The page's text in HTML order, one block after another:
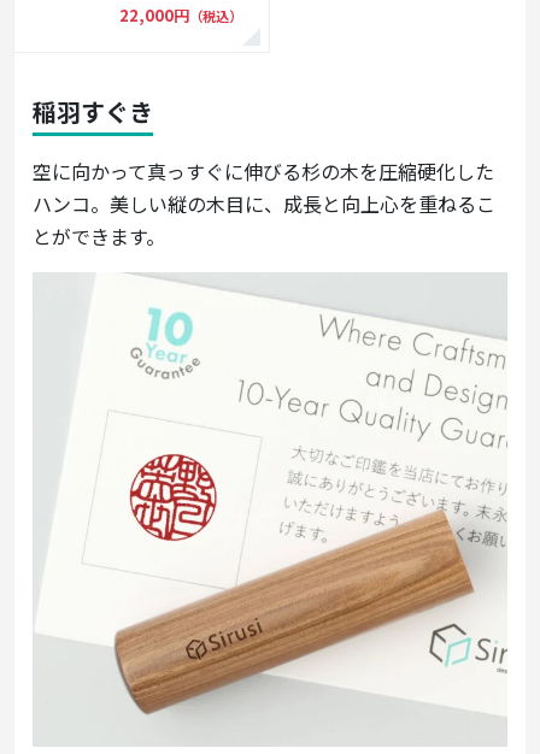
22,000円 （税込）
稲羽すぐき
空に向かって真っすぐに伸びる杉の木を圧縮硬化した
ハンコ。美しい縦の木目に、成長と向上心を重ねるこ
とができます。